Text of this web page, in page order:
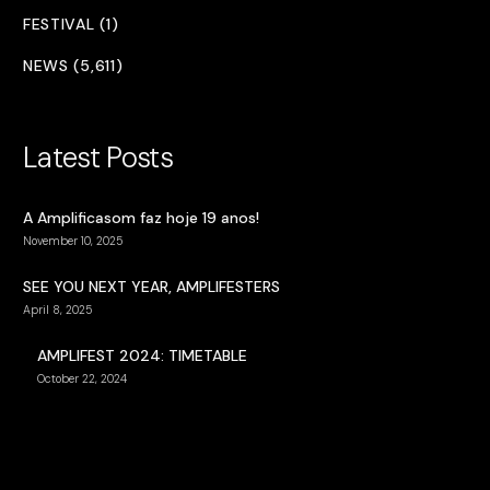
FESTIVAL (1)
NEWS (5,611)
Latest Posts
A Amplificasom faz hoje 19 anos!
November 10, 2025
SEE YOU NEXT YEAR, AMPLIFESTERS
April 8, 2025
AMPLIFEST 2024: TIMETABLE
October 22, 2024